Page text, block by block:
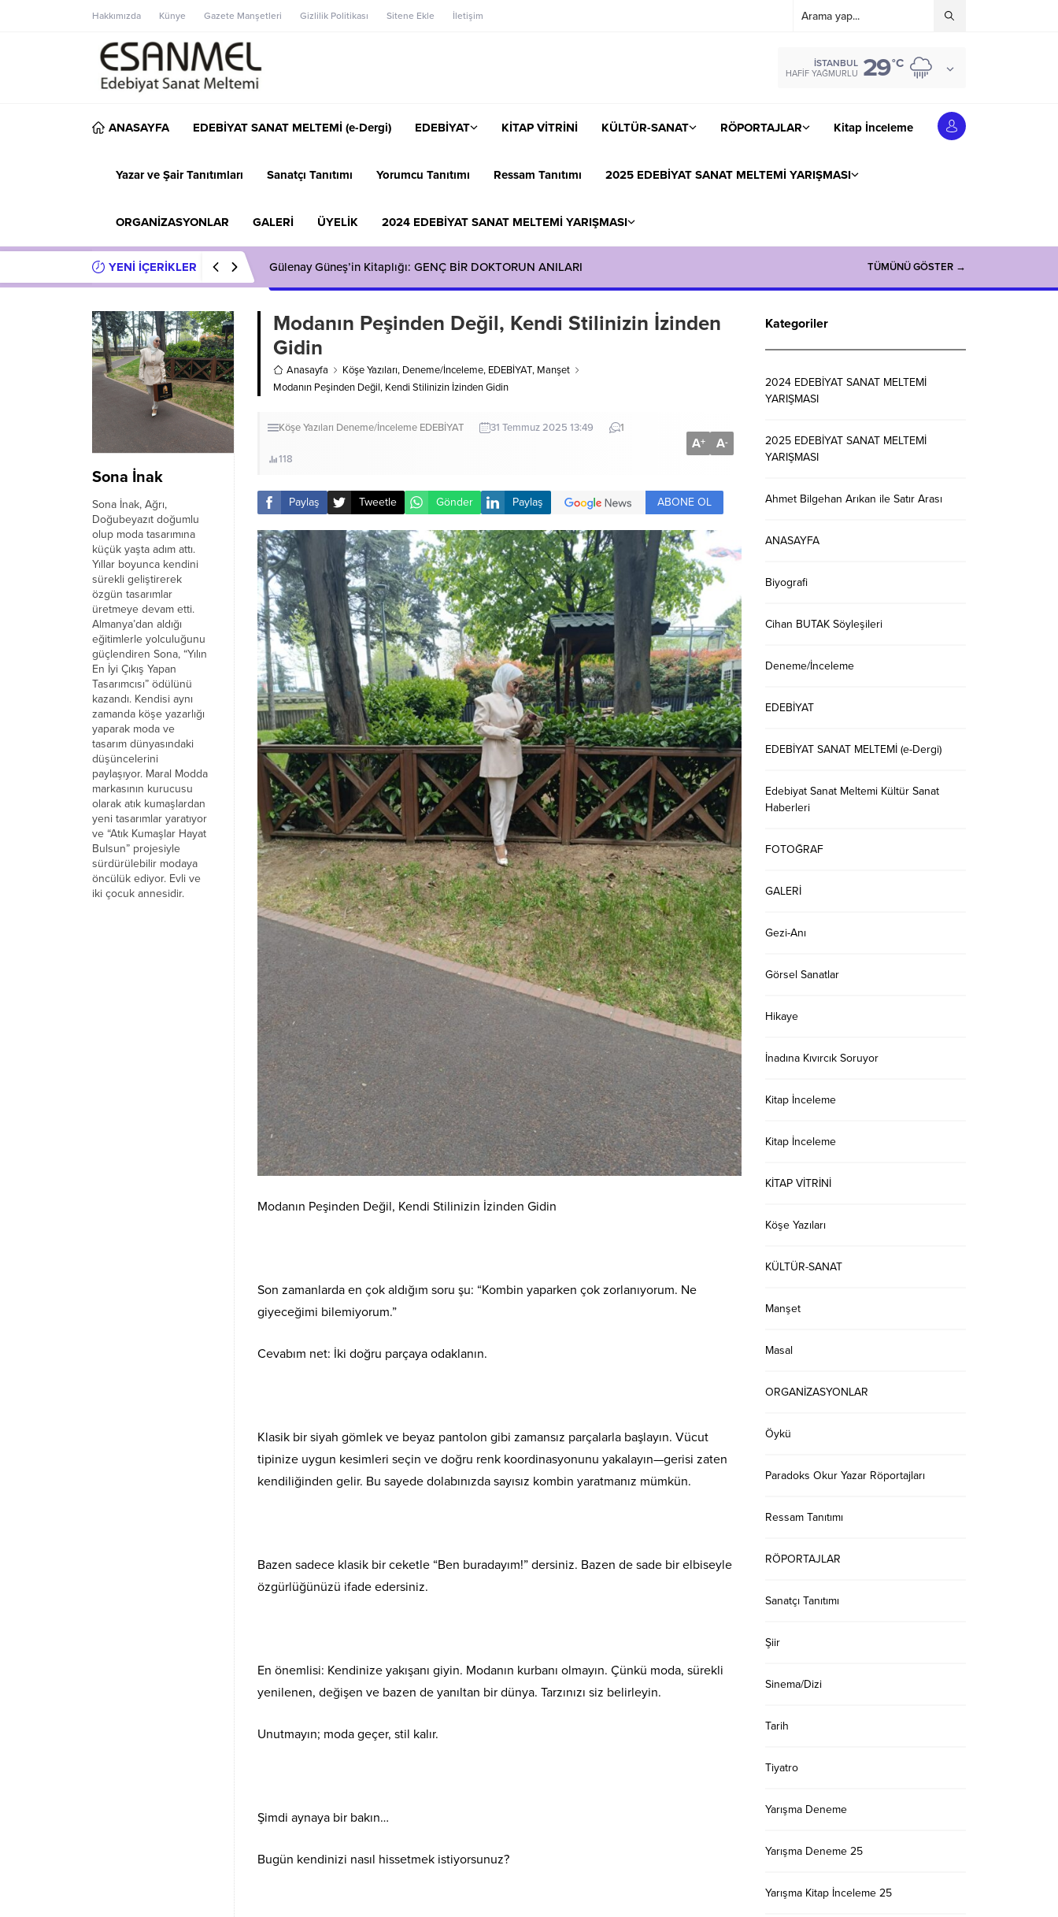
Hakkımızda Künye Gazete Manşetleri Gizlilik Politikası Sitene Ekle İletişim
İSTANBUL
HAFIF YAĞMURLU 29°C
ANASAYFA EDEBİYAT SANAT MELTEMİ (e-Dergi) EDEBİYAT KİTAP VİTRİNİ KÜLTÜR-SANAT RÖPORTAJLAR Kitap İnceleme
Yazar ve Şair Tanıtımları Sanatçı Tanıtımı Yorumcu Tanıtımı Ressam Tanıtımı 2025 EDEBİYAT SANAT MELTEMİ YARIŞMASI
ORGANİZASYONLAR GALERİ ÜYELİK 2024 EDEBİYAT SANAT MELTEMİ YARIŞMASI
YENİ İÇERİKLER Gülenay Güneş’in Kitaplığı: GENÇ BİR DOKTORUN ANILARI TÜMÜNÜ GÖSTER →
Sona İnak
Sona İnak, Ağrı,
Doğubeyazıt doğumlu
olup moda tasarımına
küçük yaşta adım attı.
Yıllar boyunca kendini
sürekli geliştirerek
özgün tasarımlar
üretmeye devam etti.
Almanya’dan aldığı
eğitimlerle yolculuğunu
güçlendiren Sona, “Yılın
En İyi Çıkış Yapan
Tasarımcısı” ödülünü
kazandı. Kendisi aynı
zamanda köşe yazarlığı
yaparak moda ve
tasarım dünyasındaki
düşüncelerini
paylaşıyor. Maral Modda
markasının kurucusu
olarak atık kumaşlardan
yeni tasarımlar yaratıyor
ve “Atık Kumaşlar Hayat
Bulsun” projesiyle
sürdürülebilir modaya
öncülük ediyor. Evli ve
iki çocuk annesidir.
Modanın Peşinden Değil, Kendi Stilinizin İzinden
Gidin
Anasayfa Köşe Yazıları, Deneme/İnceleme, EDEBİYAT, Manşet
Modanın Peşinden Değil, Kendi Stilinizin İzinden Gidin
Köşe Yazıları Deneme/İnceleme EDEBİYAT 31 Temmuz 2025 13:49 1
118
A+ A-
Paylaş Tweetle Gönder Paylaş ABONE OL
Modanın Peşinden Değil, Kendi Stilinizin İzinden Gidin
Son zamanlarda en çok aldığım soru şu: “Kombin yaparken çok zorlanıyorum. Ne
giyeceğimi bilemiyorum.”
Cevabım net: İki doğru parçaya odaklanın.
Klasik bir siyah gömlek ve beyaz pantolon gibi zamansız parçalarla başlayın. Vücut
tipinize uygun kesimleri seçin ve doğru renk koordinasyonunu yakalayın—gerisi zaten
kendiliğinden gelir. Bu sayede dolabınızda sayısız kombin yaratmanız mümkün.
Bazen sadece klasik bir ceketle “Ben buradayım!” dersiniz. Bazen de sade bir elbiseyle
özgürlüğünüzü ifade edersiniz.
En önemlisi: Kendinize yakışanı giyin. Modanın kurbanı olmayın. Çünkü moda, sürekli
yenilenen, değişen ve bazen de yanıltan bir dünya. Tarzınızı siz belirleyin.
Unutmayın; moda geçer, stil kalır.
Şimdi aynaya bir bakın…
Bugün kendinizi nasıl hissetmek istiyorsunuz?
Kategoriler
2024 EDEBİYAT SANAT MELTEMİ
YARIŞMASI
2025 EDEBİYAT SANAT MELTEMİ
YARIŞMASI
Ahmet Bilgehan Arıkan ile Satır Arası
ANASAYFA
Biyografi
Cihan BUTAK Söyleşileri
Deneme/İnceleme
EDEBİYAT
EDEBİYAT SANAT MELTEMİ (e-Dergi)
Edebiyat Sanat Meltemi Kültür Sanat
Haberleri
FOTOĞRAF
GALERİ
Gezi-Anı
Görsel Sanatlar
Hikaye
İnadına Kıvırcık Soruyor
Kitap İnceleme
Kitap İnceleme
KİTAP VİTRİNİ
Köşe Yazıları
KÜLTÜR-SANAT
Manşet
Masal
ORGANİZASYONLAR
Öykü
Paradoks Okur Yazar Röportajları
Ressam Tanıtımı
RÖPORTAJLAR
Sanatçı Tanıtımı
Şiir
Sinema/Dizi
Tarih
Tiyatro
Yarışma Deneme
Yarışma Deneme 25
Yarışma Kitap İnceleme 25